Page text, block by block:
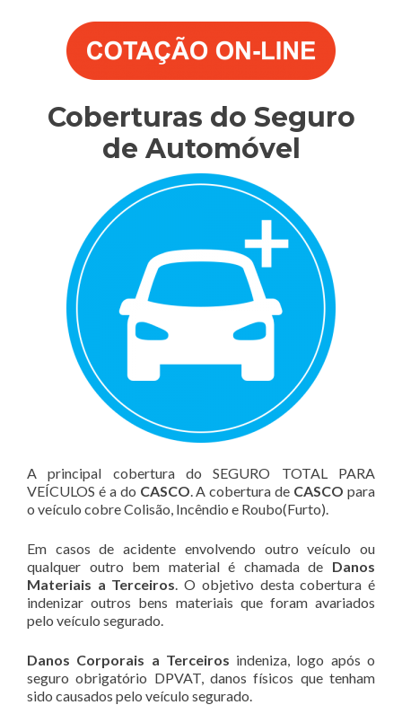
Coberturas do Seguro
de Automóvel
A principal cobertura do SEGURO TOTAL PARA
VEÍCULOS é a do CASCO . A cobertura de CASCO para
o veículo cobre Colisão, Incêndio e Roubo(Furto).
Em casos de acidente envolvendo outro veículo ou
qualquer outro bem material é chamada de Danos
Materiais a Terceiros . O objetivo desta cobertura é
indenizar outros bens materiais que foram avariados
pelo veículo segurado.
Danos Corporais a Terceiros indeniza, logo após o
seguro obrigatório DPVAT, danos físicos que tenham
sido causados pelo veículo segurado.